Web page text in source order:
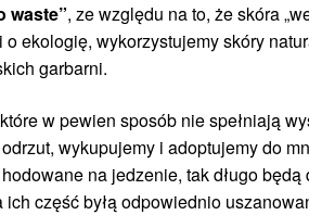
waste”, ze względu na to, że skóra
ekologię, wykorzystujemy skóry
garbarni.
w pewien sposób nie spełniają
wykupujemy i adoptujemy do
na jedzenie, tak długo będą
część byłą odpowiednio